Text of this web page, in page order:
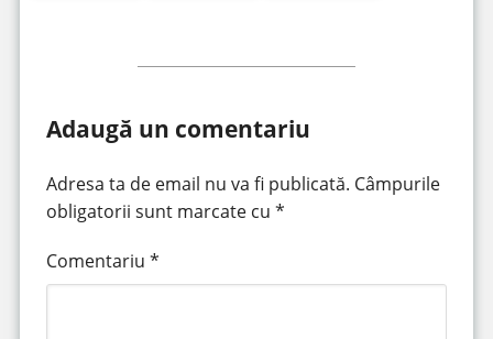
Adaugă un comentariu
Adresa ta de email nu va fi publicată. Câmpurile
obligatorii sunt marcate cu *
Comentariu *